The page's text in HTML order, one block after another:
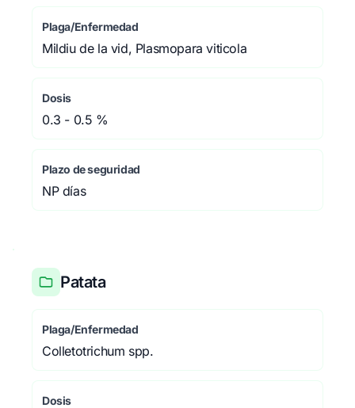
Plaga/Enfermedad
Mildiu de la vid, Plasmopara viticola
Dosis
0.3 - 0.5 %
Plazo de seguridad
NP días
Patata
Plaga/Enfermedad
Colletotrichum spp.
Dosis